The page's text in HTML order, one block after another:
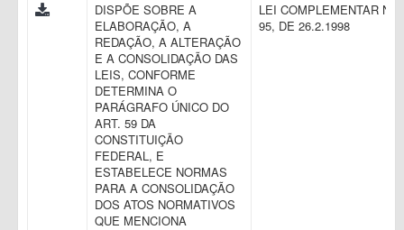
DISPÕE SOBRE A
ELABORAÇÃO, A
REDAÇÃO, A ALTERAÇÃO
E A CONSOLIDAÇÃO DAS
LEIS, CONFORME
DETERMINA O
PARÁGRAFO ÚNICO DO
ART. 59 DA
CONSTITUIÇÃO
FEDERAL, E
ESTABELECE NORMAS
PARA A CONSOLIDAÇÃO
DOS ATOS NORMATIVOS
QUE MENCIONA
LEI COMPLEMENTAR N.
95, DE 26.2.1998